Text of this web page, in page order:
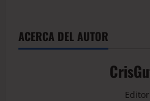
ACERCA DEL AUTOR
Editor